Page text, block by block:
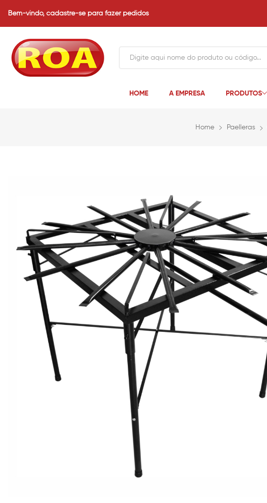
Bem-vindo, cadastre-se para fazer pedidos
HOME A EMPRESA PRODUTOS
Home Paelleras